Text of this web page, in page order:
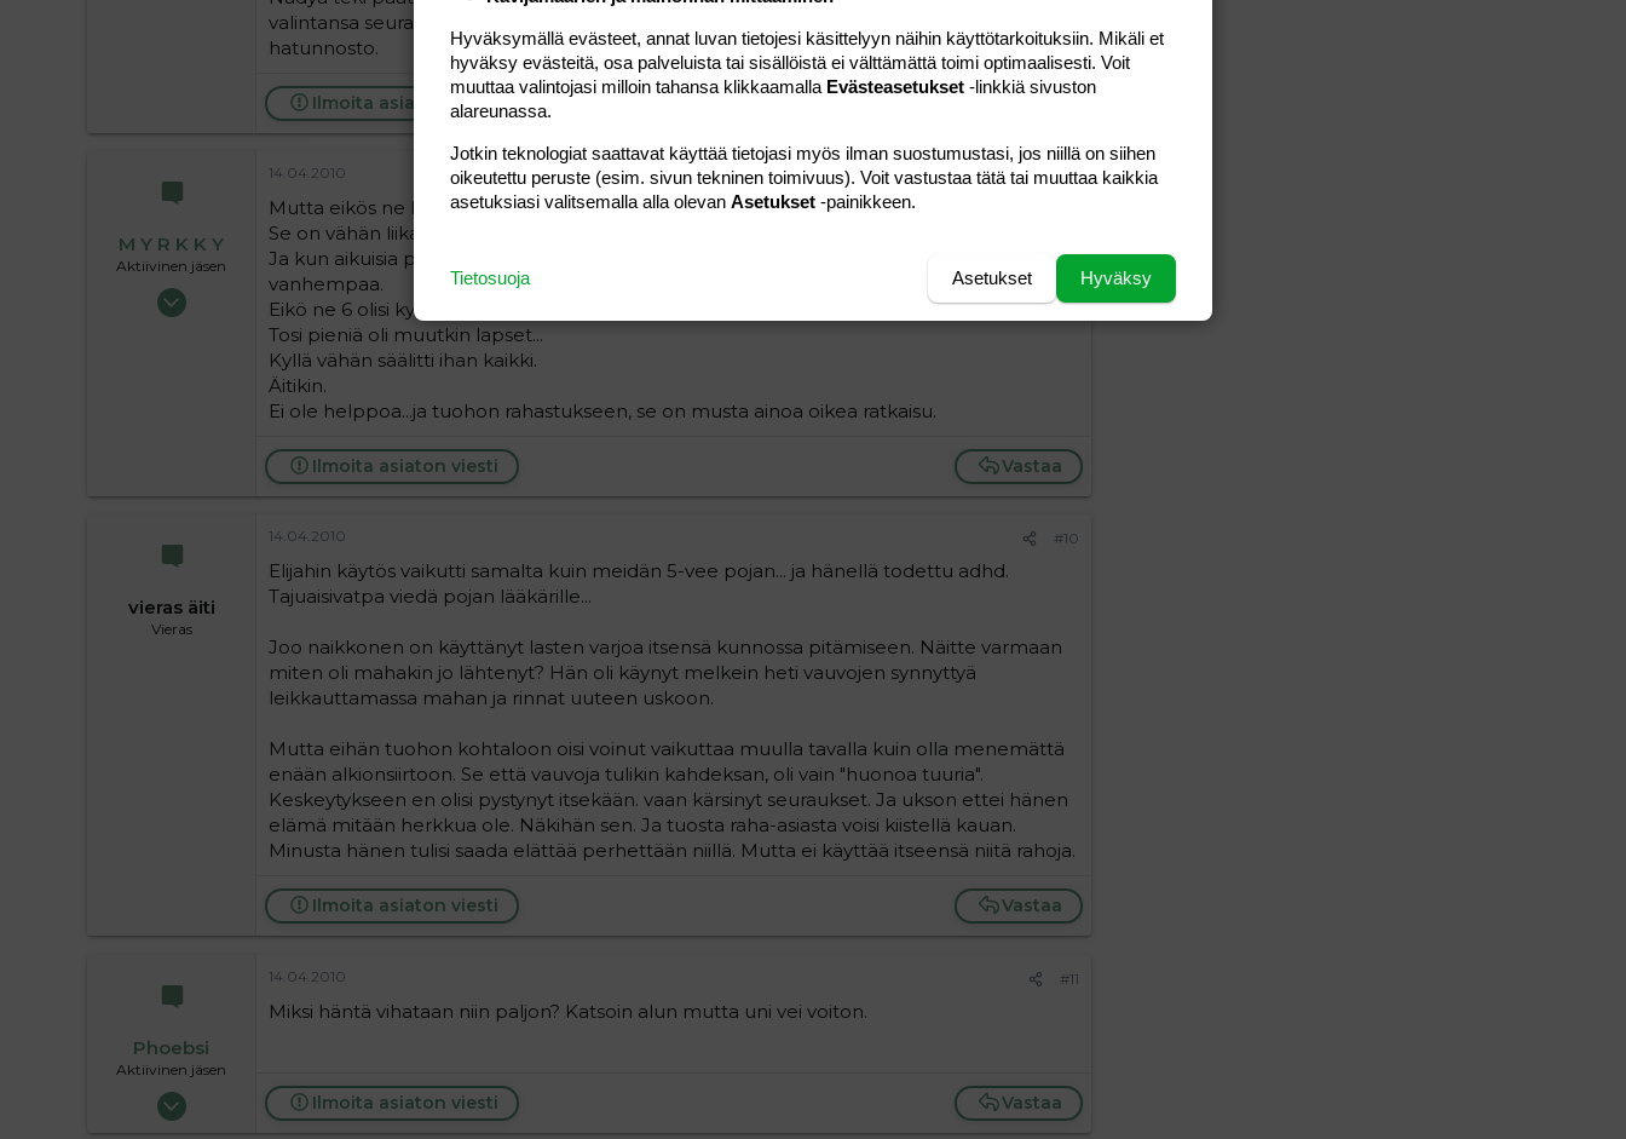
valintansa seuraukset kuin aikuinen ikään ja tekee parhaansa lastensa eteen. Minulta
hatunnosto.
Ilmoita asiaton viesti
M Y R K K Y
Aktiivinen jäsen
03.12.2006
14.04.2010 #9
Mutta eikös ne kaikki lapset olleet alle 9 v?
Se on vähän liikaa.
Ja kun aikuisia periaatteessa vain yksi, vaikka muitakin hoitajia mutta ei kahta
vanhempaa.
Eikö ne 6 olisi kyllä jo riittäneet yhdelle naiselle?
Tosi pieniä oli muutkin lapset...
Kyllä vähän säälitti ihan kaikki.
Äitikin.
Ei ole helppoa...ja tuohon rahastukseen, se on musta ainoa oikea ratkaisu.
Vastaa
Ilmoita asiaton viesti
vieras äiti
Vieras
14.04.2010 #10
Elijahin käytös vaikutti samalta kuin meidän 5-vee pojan... ja hänellä todettu adhd.
Tajuaisivatpa viedä pojan lääkärille...
Joo naikkonen on käyttänyt lasten varjoa itsensä kunnossa pitämiseen. Näitte varmaan
miten oli mahakin jo lähtenyt? Hän oli käynyt melkein heti vauvojen synnyttyä
leikkauttamassa mahan ja rinnat uuteen uskoon.
Mutta eihän tuohon kohtaloon oisi voinut vaikuttaa muulla tavalla kuin olla menemättä
enään alkionsiirtoon. Se että vauvoja tulikin kahdeksan, oli vain "huonoa tuuria".
Keskeytykseen en olisi pystynyt itsekään. vaan kärsinyt seuraukset. Ja ukson ettei hänen
elämä mitään herkkua ole. Näkihän sen. Ja tuosta raha-asiasta voisi kiistellä kauan.
Minusta hänen tulisi saada elättää perhettään niillä. Mutta ei käyttää itseensä niitä rahoja.
Vastaa
Ilmoita asiaton viesti
Phoebsi
Aktiivinen jäsen
12.06.2008
14.04.2010 #11
Miksi häntä vihataan niin paljon? Katsoin alun mutta uni vei voiton.
Vastaa
Ilmoita asiaton viesti
Hyväksymällä evästeet, annat luvan tietojesi käsittelyyn näihin käyttötarkoituksiin. Mikäli et
hyväksy evästeitä, osa palveluista tai sisällöistä ei välttämättä toimi optimaalisesti. Voit
muuttaa valintojasi milloin tahansa klikkaamalla Evästeasetukset -linkkiä sivuston
alareunassa.
Jotkin teknologiat saattavat käyttää tietojasi myös ilman suostumustasi, jos niillä on siihen
oikeutettu peruste (esim. sivun tekninen toimivuus). Voit vastustaa tätä tai muuttaa kaikkia
asetuksiasi valitsemalla alla olevan Asetukset -painikkeen.
Hyväksy
Asetukset
Tietosuoja